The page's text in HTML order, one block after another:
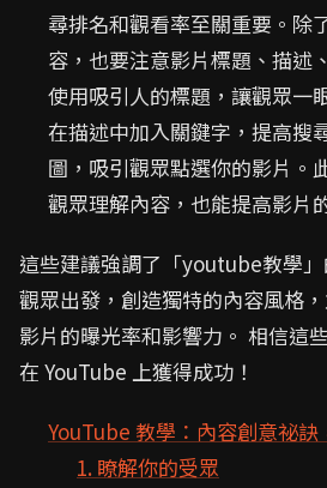
尋排名和觀看率至關重要。除
容，也要注意影片標題、描述
使用吸引人的標題，讓觀眾一
在描述中加入關鍵字，提高搜
圖，吸引觀眾點選你的影片。
觀眾理解內容，也能提高影片
這些建議強調了「youtube教學
觀眾出發，創造獨特的內容風格
影片的曝光率和影響力。 相信這
在 YouTube 上獲得成功！
YouTube 教學：內容創意祕
1. 瞭解你的受眾